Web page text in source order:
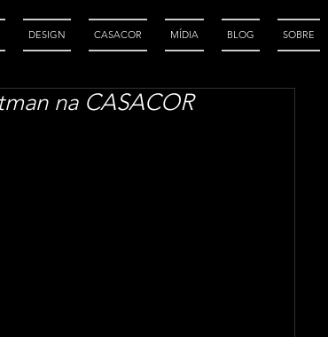
DESIGN CASACOR MÍDIA BLOG SOBRE
na CASACOR